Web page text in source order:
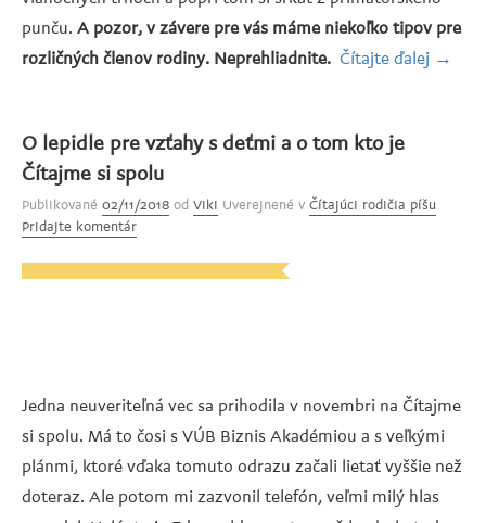
punču. A pozor, v závere pre vás máme niekoľko tipov pre
rozličných členov rodiny. Neprehliadnite. Čítajte ďalej
darček
→
O lepidle pre vzťahy s deťmi a o tom kto je
Čítajme si spolu
Publikované 02/11/2018 od Viki Uverejnené v Čítajúci rodičia píšu
Pridajte komentár
Jedna neuveriteľná vec sa prihodila v novembri na Čítajme
si spolu. Má to čosi s VÚB Biznis Akadémiou a s veľkými
plánmi, ktoré vďaka tomuto odrazu začali lietať vyššie než
doteraz. Ale potom mi zazvonil telefón, veľmi milý hlas